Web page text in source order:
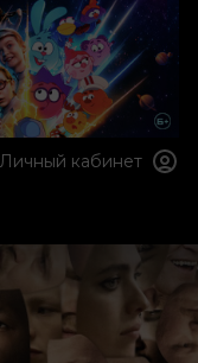
Личный кабинет